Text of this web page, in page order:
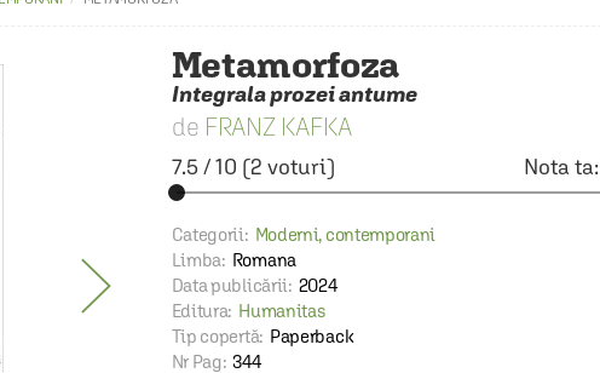
Metamorfoza
Integrala prozei antume
FRANZ KAFKA
7.5 /10 (2 voturi) Nota ta:
Categorii: Moderni, contemporani
Limba: Romana
Data publicării: 2024
Editura: Humanitas
Tip copertă: Paperback
Nr Pag: 344